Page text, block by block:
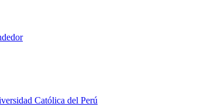
Católica del Perú